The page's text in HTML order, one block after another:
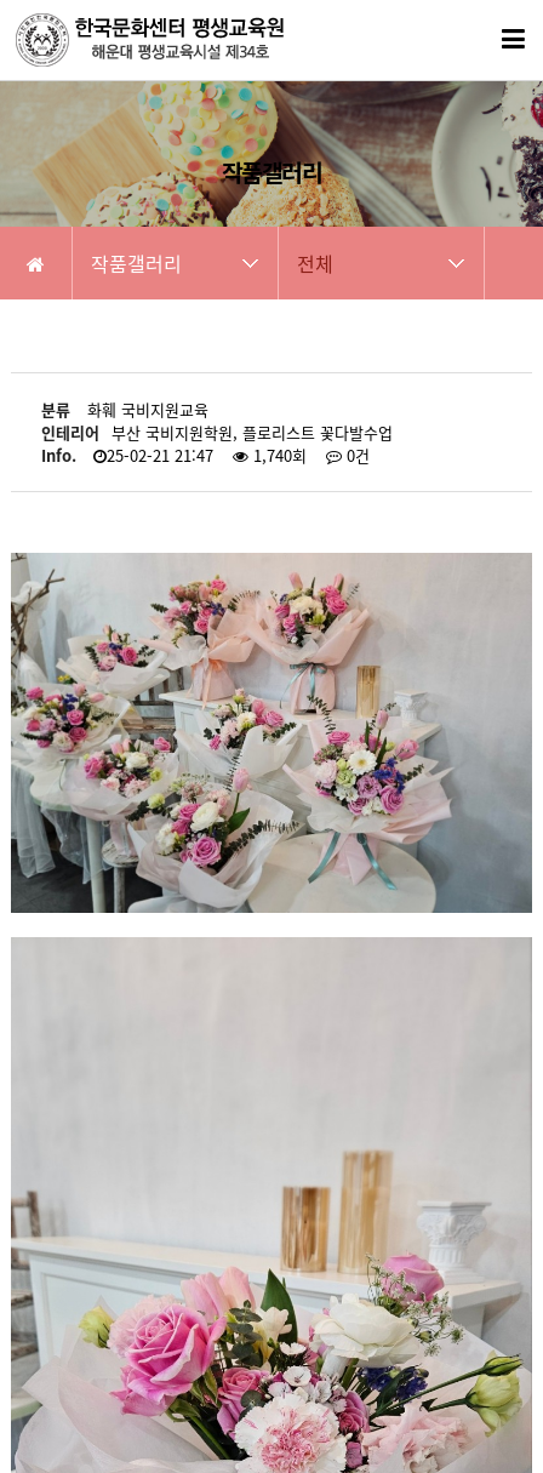
작품갤러리
작품갤러리 전체
분류
화훼 국비지원교육
인테리어 부산 국비지원학원, 플로리스트 꽃다발수업
Info.
25-02-21 21:47 1,740회 0건